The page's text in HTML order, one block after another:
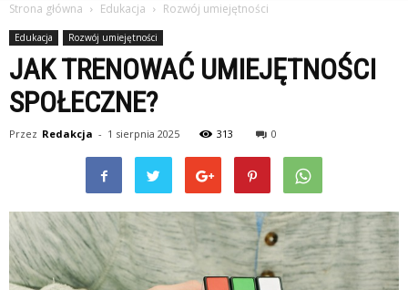
Strona główna Edukacja Rozwój umiejętności
Edukacja Rozwój umiejętności
JAK TRENOWAĆ UMIEJĘTNOŚCI
SPOŁECZNE?
Przez Redakcja - 1 sierpnia 2025 313 0